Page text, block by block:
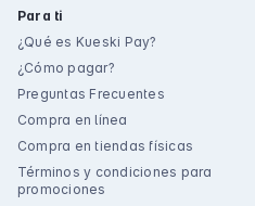
Para ti
¿Qué es Kueski Pay?
¿Cómo pagar?
Preguntas Frecuentes
Compra en línea
Compra en tiendas físicas
Términos y condiciones para
promociones